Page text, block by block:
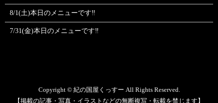
8/1(土)本日のメニューです‼️
7/31(金)本日のメニューです‼️
Copyright © 紀の国屋くっすー All Rights Reserved.
【掲載の記事・写真・イラストなどの無断複写・転載を禁じます】